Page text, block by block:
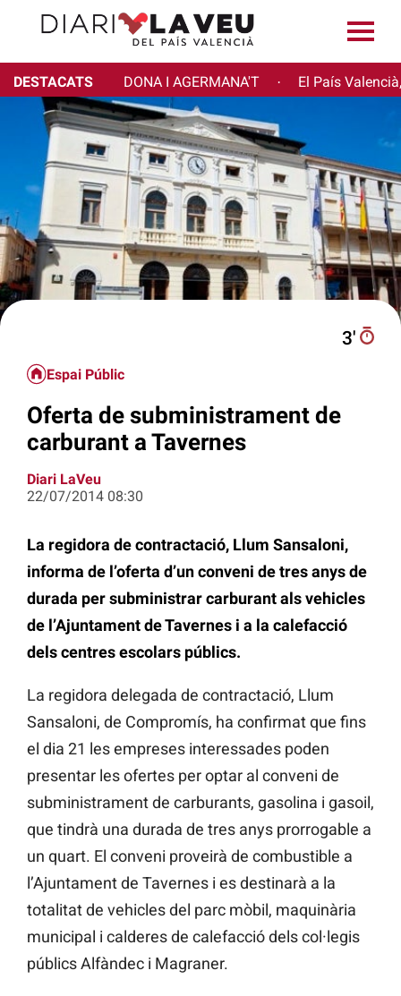
DESTACATS DONA I AGERMANA'T · El País
3′
Espai Públic
Oferta de subministrament de
carburant a Tavernes
Diari LaVeu
22/07/2014 08:30
La regidora de contractació, Llum Sansaloni,
informa de l’oferta d’un conveni de tres anys de
durada per subministrar carburant als vehicles
de l’Ajuntament de Tavernes i a la calefacció
dels centres escolars públics.
La regidora delegada de contractació, Llum
Sansaloni, de Compromís, ha confirmat que fins
el dia 21 les empreses interessades poden
presentar les ofertes per optar al conveni de
subministrament de carburants, gasolina i gasoil,
que tindrà una durada de tres anys prorrogable a
un quart. El conveni proveirà de combustible a
l’Ajuntament de Tavernes i es destinarà a la
totalitat de vehicles del parc mòbil, maquinària
municipal i calderes de calefacció dels col·legis
públics Alfàndec i Magraner.